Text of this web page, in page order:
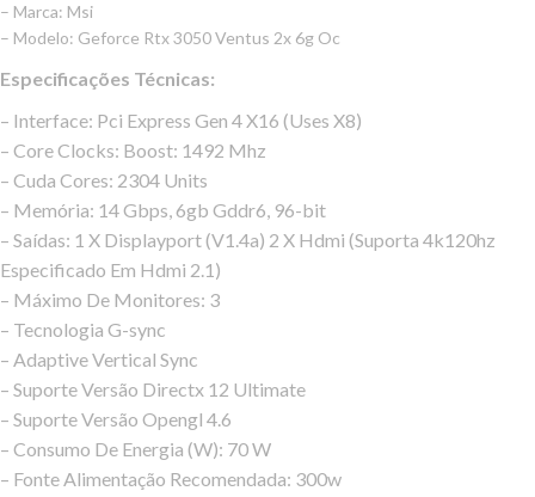
– Marca: Msi
– Modelo: Geforce Rtx 3050 Ventus 2x 6g Oc
Especificações Técnicas:
– Interface: Pci Express Gen 4 X16 (Uses X8)
– Core Clocks: Boost: 1492 Mhz
– Cuda Cores: 2304 Units
– Memória: 14 Gbps, 6gb Gddr6, 96-bit
– Saídas: 1 X Displayport (V1.4a) 2 X Hdmi (Suporta 4k120hz
Especificado Em Hdmi 2.1)
– Máximo De Monitores: 3
– Tecnologia G-sync
– Adaptive Vertical Sync
– Suporte Versão Directx 12 Ultimate
– Suporte Versão Opengl 4.6
– Consumo De Energia (W): 70 W
– Fonte Alimentação Recomendada: 300w